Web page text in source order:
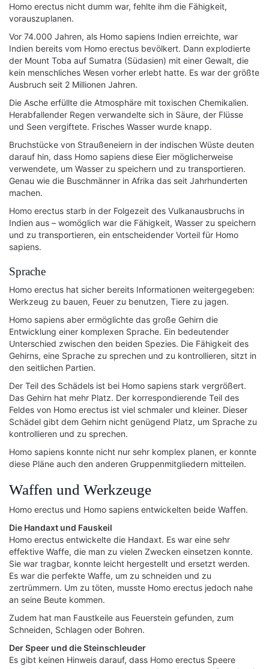
Homo erectus nicht dumm war, fehlte ihm die Fähigkeit,
vorauszuplanen.
Vor 74.000 Jahren, als Homo sapiens Indien erreichte, war
Indien bereits vom Homo erectus bevölkert. Dann explodierte
der Mount Toba auf Sumatra (Südasien) mit einer Gewalt, die
kein menschliches Wesen vorher erlebt hatte. Es war der größte
Ausbruch seit 2 Millionen Jahren.
Die Asche erfüllte die Atmosphäre mit toxischen Chemikalien.
Herabfallender Regen verwandelte sich in Säure, der Flüsse
und Seen vergiftete. Frisches Wasser wurde knapp.
Bruchstücke von Straußeneiern in der indischen Wüste deuten
darauf hin, dass Homo sapiens diese Eier möglicherweise
verwendete, um Wasser zu speichern und zu transportieren.
Genau wie die Buschmänner in Afrika das seit Jahrhunderten
machen.
Homo erectus starb in der Folgezeit des Vulkanausbruchs in
Indien aus – womöglich war die Fähigkeit, Wasser zu speichern
und zu transportieren, ein entscheidender Vorteil für Homo
sapiens.
Sprache
Homo erectus hat sicher bereits Informationen weitergegeben:
Werkzeug zu bauen, Feuer zu benutzen, Tiere zu jagen.
Homo sapiens aber ermöglichte das große Gehirn die
Entwicklung einer komplexen Sprache. Ein bedeutender
Unterschied zwischen den beiden Spezies. Die Fähigkeit des
Gehirns, eine Sprache zu sprechen und zu kontrollieren, sitzt in
den seitlichen Partien.
Der Teil des Schädels ist bei Homo sapiens stark vergrößert.
Das Gehirn hat mehr Platz. Der korrespondierende Teil des
Feldes von Homo erectus ist viel schmaler und kleiner. Dieser
Schädel gibt dem Gehirn nicht genügend Platz, um Sprache zu
kontrollieren und zu sprechen.
Homo sapiens konnte nicht nur sehr komplex planen, er konnte
diese Pläne auch den anderen Gruppenmitgliedern mitteilen.
Waffen und Werkzeuge
Homo erectus und Homo sapiens entwickelten beide Waffen.
Die Handaxt und Fauskeil
Homo erectus entwickelte die Handaxt. Es war eine sehr
effektive Waffe, die man zu vielen Zwecken einsetzen konnte.
Sie war tragbar, konnte leicht hergestellt und ersetzt werden.
Es war die perfekte Waffe, um zu schneiden und zu
zertrümmern. Um zu töten, musste Homo erectus jedoch nahe
an seine Beute kommen.
Zudem hat man Faustkeile aus Feuerstein gefunden, zum
Schneiden, Schlagen oder Bohren.
Der Speer und die Steinschleuder
Es gibt keinen Hinweis darauf, dass Homo erectus Speere